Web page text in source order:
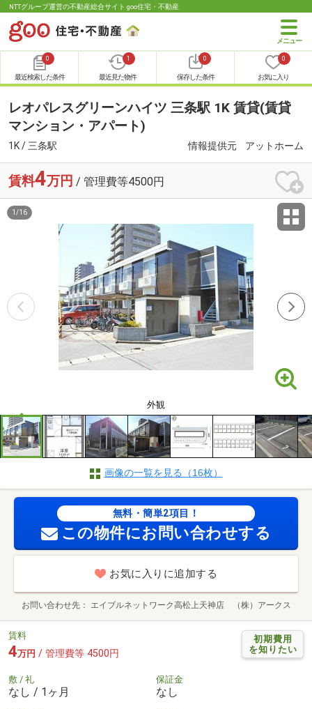
NTTグループ運営の不動産総合サイト goo住宅・不動産
0
最近検索した条件
1
最近見た物件
0
保存した条件
0
お気に入り
レオパレスグリーンハイツ 三条駅 1K 賃貸(賃貸
マンション・アパート)
1K / 三条駅 情報提供元 アットホーム
賃料4万円 / 管理費等4500円
外観
1 /16
画像の一覧を見る（16枚）
無料・簡単2項目！
この物件にお問い合わせする
お気に入りに追加する
お問い合わせ先 エイブルネットワーク高松上天神店 （株）アークス
初期費用
を知りたい
賃料
4万円 / 管理費等 4500円
敷 / 礼
なし / 1ヶ月
保証金
なし